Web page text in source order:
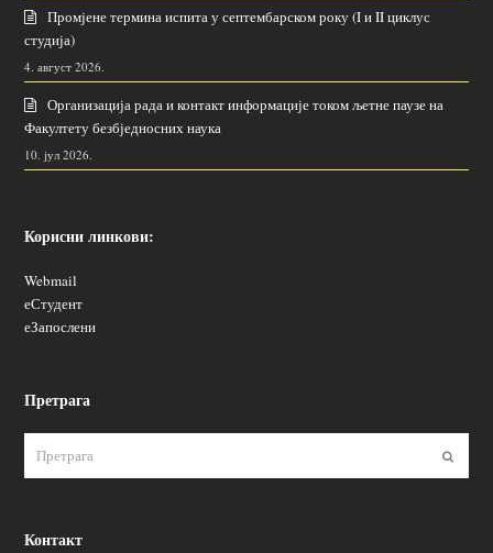
Промјене термина испита у септембарском року (I и II циклус
студија)
4. август 2026.
Организација рада и контакт информације током љетне паузе на
Факултету безбједносних наука
10. јул 2026.
Корисни линкови:
Webmail
еСтудент
еЗапослени
Претрага
Контакт